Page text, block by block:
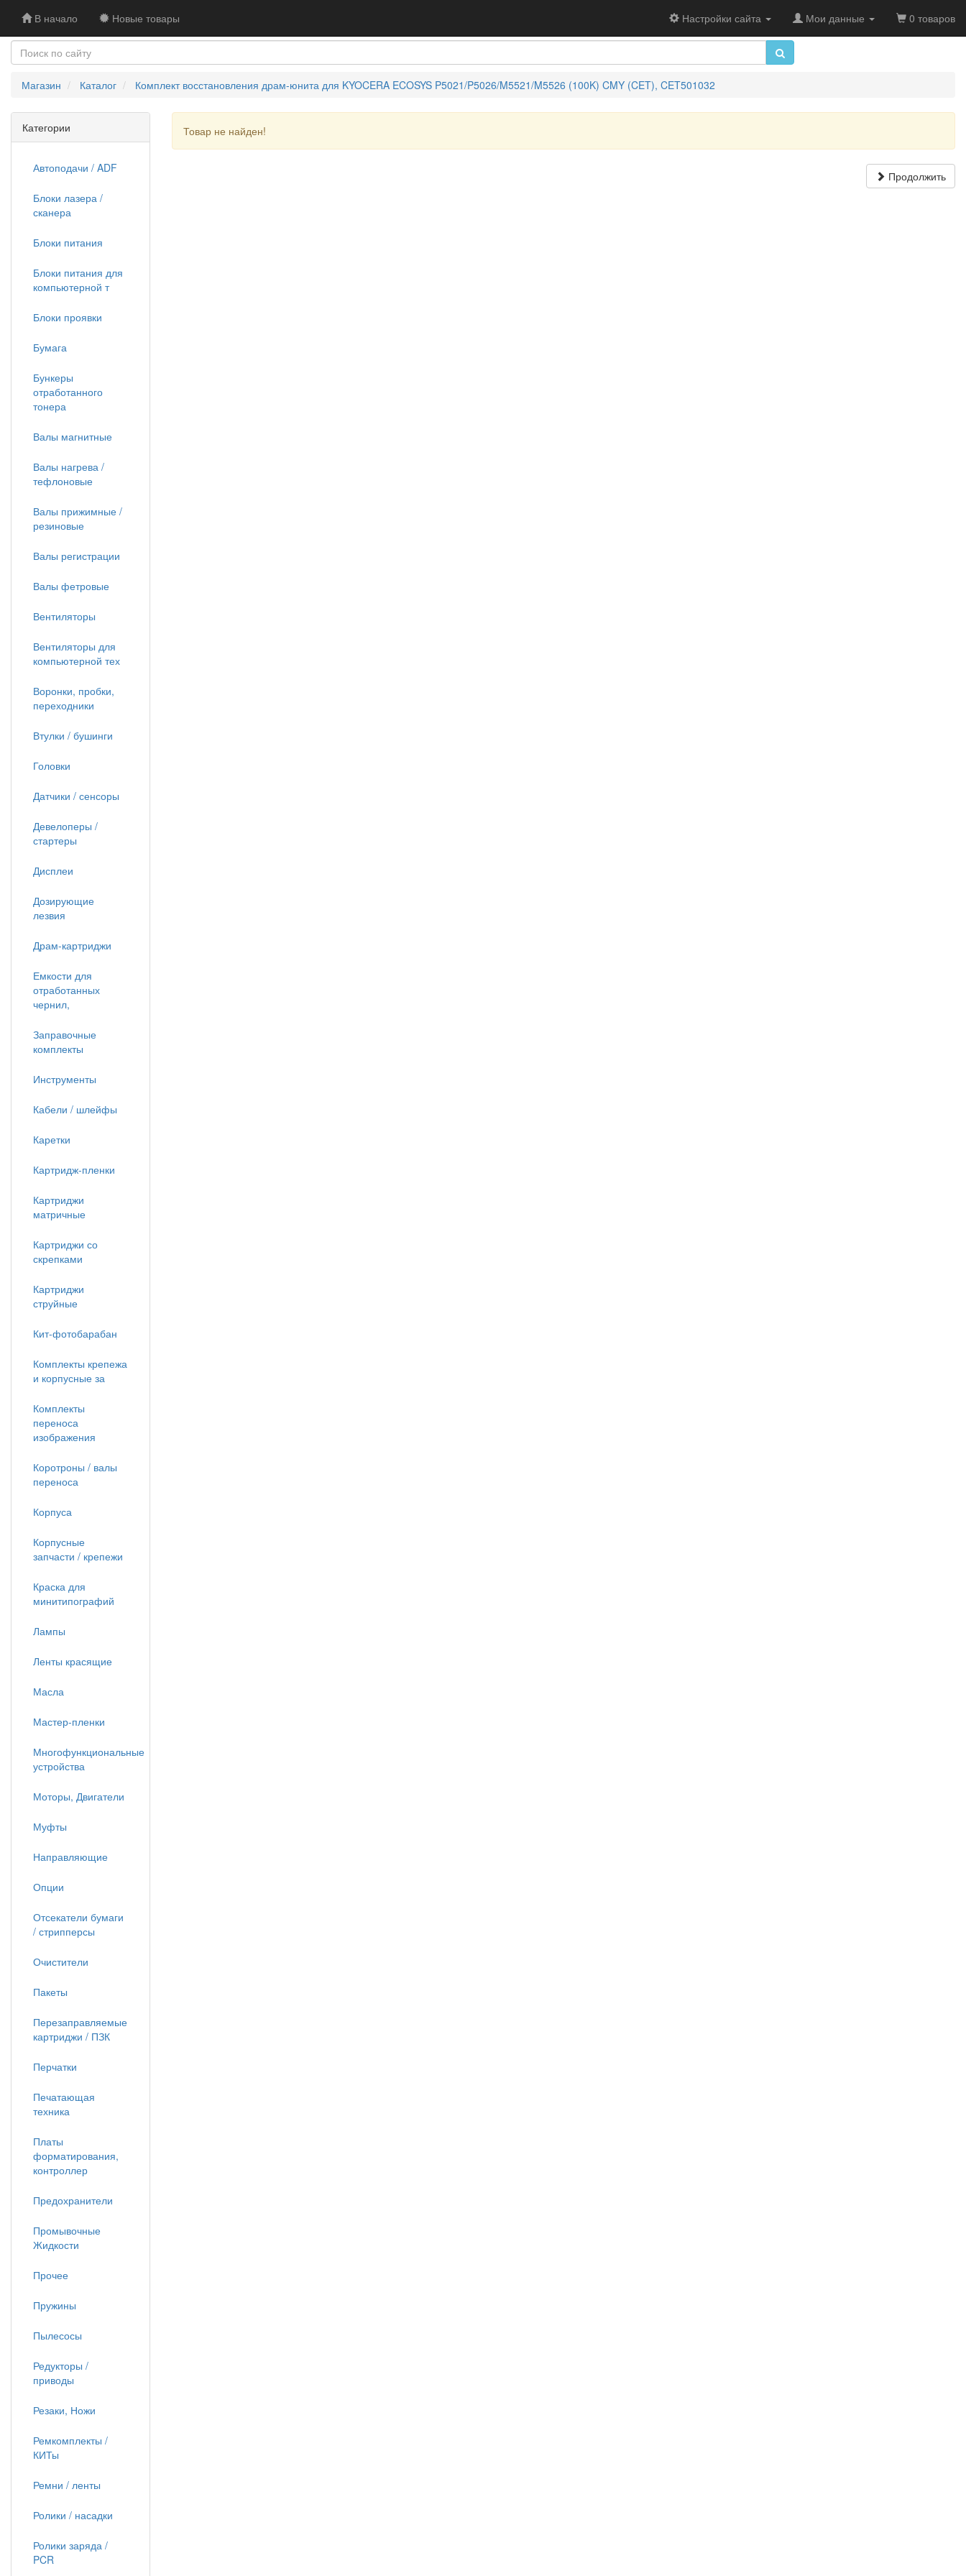
В начало Новые товары Настройки сайта Мои данные 0 товаров
Магазин Каталог Комплект восстановления драм-юнита для KYOCERA ECOSYS P5021/P5026/M5521/M5526 (100K) CMY (CET), CET501032
Товар не найден!
Продолжить
Категории
Автоподачи / ADF
Блоки лазера /
сканера
Блоки питания
Блоки питания для
компьютерной т
Блоки проявки
Бумага
Бункеры
отработанного
тонера
Валы магнитные
Валы нагрева /
тефлоновые
Валы прижимные /
резиновые
Валы регистрации
Валы фетровые
Вентиляторы
Вентиляторы для
компьютерной тех
Воронки, пробки,
переходники
Втулки / бушинги
Головки
Датчики / сенсоры
Девелоперы /
стартеры
Дисплеи
Дозирующие
лезвия
Драм-картриджи
Емкости для
отработанных
чернил,
Заправочные
комплекты
Инструменты
Кабели / шлейфы
Каретки
Картридж-пленки
Картриджи
матричные
Картриджи со
скрепками
Картриджи
струйные
Кит-фотобарабан
Комплекты крепежа
и корпусные за
Комплекты
переноса
изображения
Коротроны / валы
переноса
Корпуса
Корпусные
запчасти / крепежи
Краска для
минитипографий
Лампы
Ленты красящие
Масла
Мастер-пленки
Многофункциональные
устройства
Моторы, Двигатели
Муфты
Направляющие
Опции
Отсекатели бумаги
/ стрипперсы
Очистители
Пакеты
Перезаправляемые
картриджи / ПЗК
Перчатки
Печатающая
техника
Платы
форматирования,
контроллер
Предохранители
Промывочные
Жидкости
Прочее
Пружины
Пылесосы
Редукторы /
приводы
Резаки, Ножи
Ремкомплекты /
КИТы
Ремни / ленты
Ролики / насадки
Ролики заряда /
PCR